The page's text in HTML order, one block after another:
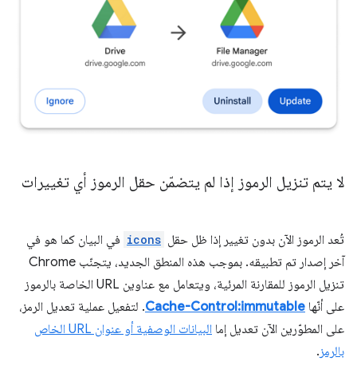
لا يتم تنزيل الرموز إذا لم يتضمّن حقل الرموز أي تغييرات
تُعد الرموز الآن بدون تغيير إذا ظل حقل icons في البيان كما هو في
آخر إصدار تم تطبيقه. بموجب هذه المنطق الجديد، يتجنّب Chrome
تنزيل الرموز للمقارنة المرئية، ويتعامل مع عناوين URL الخاصة بالرموز
على أنّها Cache-Control:immutable. لتفعيل عملية تعديل الرمز،
على المطوّرين الآن تعديل إما
البيانات الوصفية أو عنوان URL الخاص
بالرمز.